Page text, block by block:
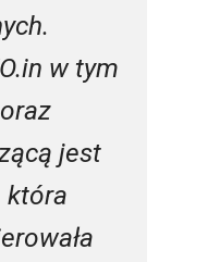
w tym
jest
która